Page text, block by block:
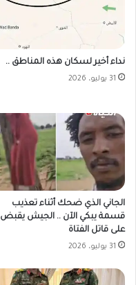
نداء أخير لسكان هذه المناطق ..
31 يوليو، 2026
الجاني الذي ضحك أثناء تعذيب
قسمة يبكي الآن .. الجيش يقبض
على قاتل الفتاة
31 يوليو، 2026